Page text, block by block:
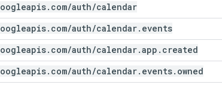
. com/auth/calendar
. com/auth/calendar. events
. com/auth/calendar.app . created
. com/auth/calendar. events. owned